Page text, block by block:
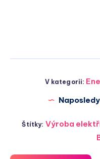
V kategorii:
Štítky: Výroba